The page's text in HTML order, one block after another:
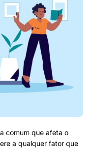
comum que afeta o
a qualquer fator que